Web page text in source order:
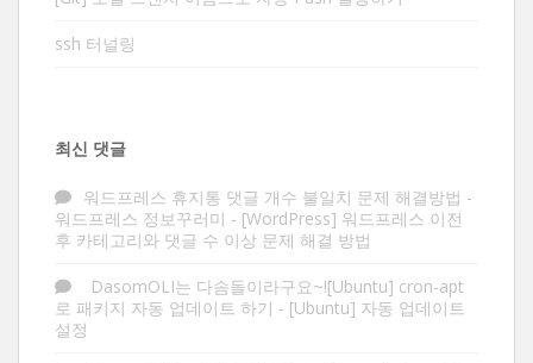
ssh 터널링
최신 댓글
워드프레스 휴지통 댓글 개수 불일치 문제 해결방법 -
워드프레스 정보꾸러미 - [WordPress] 워드프레스 이전
후 카테고리와 댓글 수 이상 문제 해결 방법
DasomOLI는 다솜돌이라구요~![Ubuntu] cron-apt
로 패키지 자동 업데이트 하기 - [Ubuntu] 자동 업데이트
설정